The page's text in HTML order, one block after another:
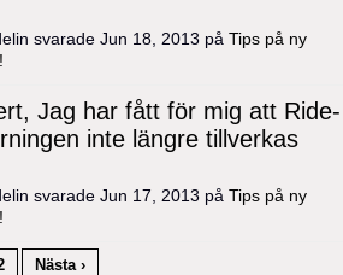
svarade Jun 18, 2013 på Tips på ny
Jag har fått för mig att Ride-
inte längre tillverkas
svarade Jun 17, 2013 på Tips på ny
Nästa ›